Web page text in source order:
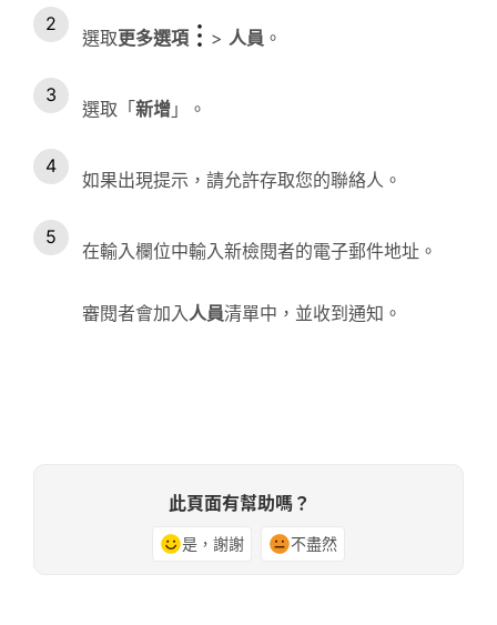
選取更多選項 > 人員 。
選取「 新增 」。
如果出現提示，請允許存取您的聯絡人。
在輸入欄位中輸入新檢閱者的電子郵件地址。
審閱者會加入人員清單中，並收到通知。
此頁面有幫助嗎？
是，謝謝 不盡然